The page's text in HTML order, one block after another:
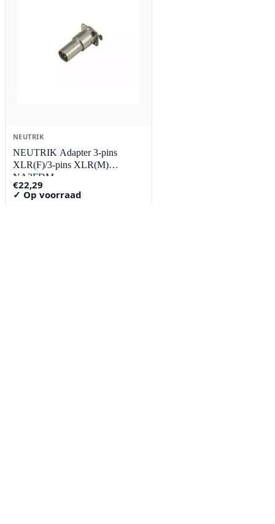
NEUTRIK
NEUTRIK Adapter 3-pins
XLR(F)/3-pins XLR(M)
NA3FDM
€22,29
✓ Op voorraad